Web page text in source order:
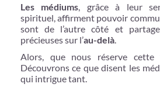
Les médiums, grâce à leur
spirituel, affirment pouvoir
sont de l’autre côté et
précieuses sur l’au-delà.
Alors, que nous réserve
Découvrons ce que disent les
qui intrigue tant.